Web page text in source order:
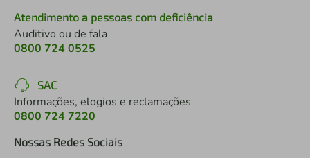
Atendimento a pessoas com deficiência
Auditivo ou de fala
0800 724 0525
SAC
Informações, elogios e reclamações
0800 724 7220
Nossas Redes Sociais